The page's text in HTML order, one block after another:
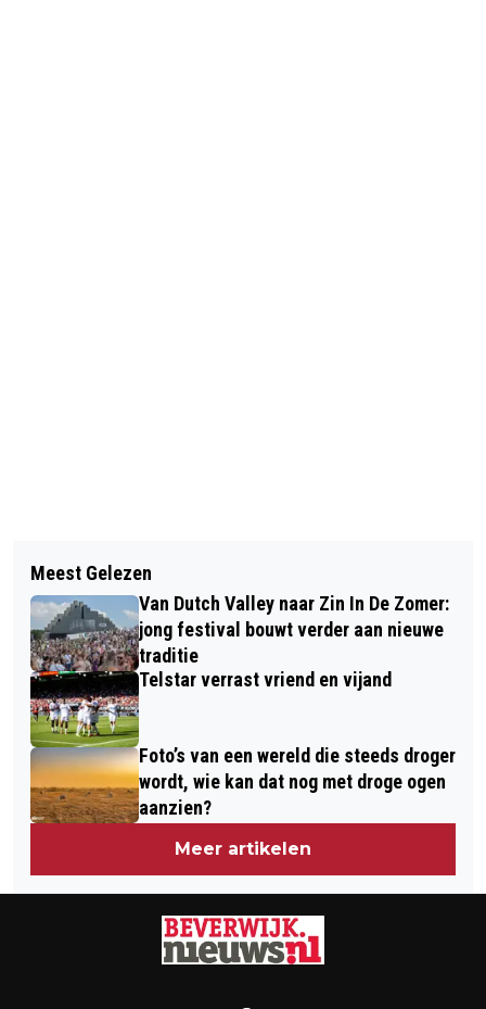
KINDEREN IN BEVERWIJK WETEN ’T
ZEKER: VOOR GEZOND ETEN MOET JE
OP DE MARKT ZIJN!
NOVA COLLEGE OPNIEUW HOOGSTE
STUDENTTEVREDENHEID IN
RANDSTAD
Meest Gelezen
Van Dutch Valley naar Zin In De Zomer:
jong festival bouwt verder aan nieuwe
traditie
Telstar verrast vriend en vijand
Foto’s van een wereld die steeds droger
wordt, wie kan dat nog met droge ogen
aanzien?
Meer artikelen